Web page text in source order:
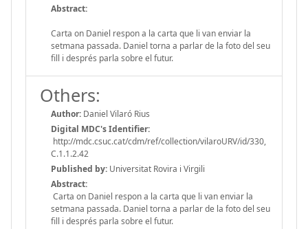
Abstract:
Carta on Daniel respon a la carta que li van enviar la
setmana passada. Daniel torna a parlar de la foto del seu
fill i després parla sobre el futur.
Others:
Author: Daniel Vilaró Rius
Digital MDC's Identifier:
http://mdc.csuc.cat/cdm/ref/collection/vilaroURV/id/330,
C.1.1.2.42
Published by: Universitat Rovira i Virgili
Abstract:
Carta on Daniel respon a la carta que li van enviar la
setmana passada. Daniel torna a parlar de la foto del seu
fill i després parla sobre el futur.